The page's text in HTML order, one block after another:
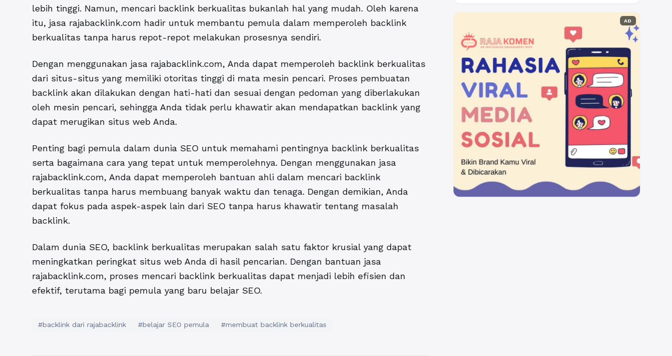
lebih tinggi. Namun, mencari backlink berkualitas bukanlah hal yang mudah. Oleh karena
itu, jasa rajabacklink.com hadir untuk membantu pemula dalam memperoleh backlink
berkualitas tanpa harus repot-repot melakukan prosesnya sendiri.
Dengan menggunakan jasa rajabacklink.com, Anda dapat memperoleh backlink berkualitas
dari situs-situs yang memiliki otoritas tinggi di mata mesin pencari. Proses pembuatan
backlink akan dilakukan dengan hati-hati dan sesuai dengan pedoman yang diberlakukan
oleh mesin pencari, sehingga Anda tidak perlu khawatir akan mendapatkan backlink yang
dapat merugikan situs web Anda.
Penting bagi pemula dalam dunia SEO untuk memahami pentingnya backlink berkualitas
serta bagaimana cara yang tepat untuk memperolehnya. Dengan menggunakan jasa
rajabacklink.com, Anda dapat memperoleh bantuan ahli dalam mencari backlink
berkualitas tanpa harus membuang banyak waktu dan tenaga. Dengan demikian, Anda
dapat fokus pada aspek-aspek lain dari SEO tanpa harus khawatir tentang masalah
backlink.
Dalam dunia SEO, backlink berkualitas merupakan salah satu faktor krusial yang dapat
meningkatkan peringkat situs web Anda di hasil pencarian. Dengan bantuan jasa
rajabacklink.com, proses mencari backlink berkualitas dapat menjadi lebih efisien dan
efektif, terutama bagi pemula yang baru belajar SEO.
#backlink dari rajabacklink #belajar SEO pemula #membuat backlink berkualitas
AD